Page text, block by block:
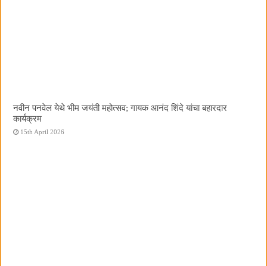
नवीन पनवेल येथे भीम जयंती महोत्सव; गायक आनंद शिंदे यांचा बहारदार
कार्यक्रम
15th April 2026